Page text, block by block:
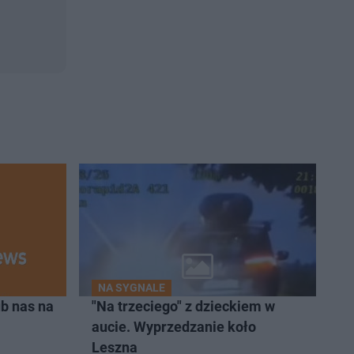
nas na
NA SYGNALE
"Na trzeciego" z dzieckiem w
aucie. Wyprzedzanie koło
Leszna